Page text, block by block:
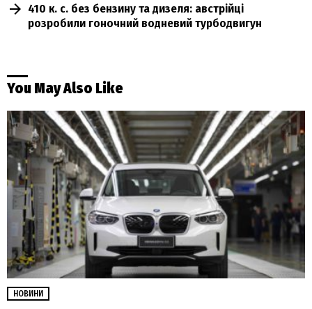
410 к. с. без бензину та дизеля: австрійці
розробили гоночний водневий турбодвигун
You May Also Like
НОВИНИ